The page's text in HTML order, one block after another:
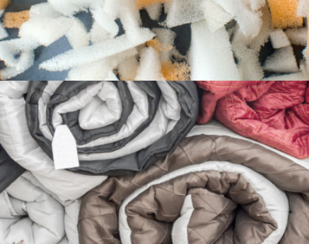
Couettes nordiques au rembourrage
recyclé